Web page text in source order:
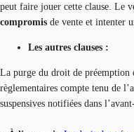
peut faire jouer cette clause. Le
compromis de vente et intenter
Les autres clauses :
La purge du droit de préemption
règlementaires compte tenu de
suspensives notifiées dans